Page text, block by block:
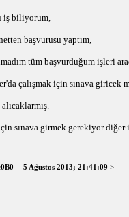
iş biliyorum,
başvurusu yaptım,
tüm başvurduğum işleri
çalışmak için sınava giricek
sınava girmek gerekiyor
-- 5 Ağustos 2013; 21:41:09 >